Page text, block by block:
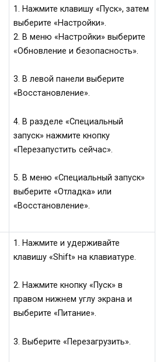
1. Нажмите клавишу «Пуск», затем
выберите «Настройки».
2. В меню «Настройки» выберите
«Обновление и безопасность».
3. В левой панели выберите
«Восстановление».
4. В разделе «Специальный
запуск» нажмите кнопку
«Перезапустить сейчас».
5. В меню «Специальный запуск»
выберите «Отладка» или
«Восстановление».
1. Нажмите и удерживайте
клавишу «Shift» на клавиатуре.
2. Нажмите кнопку «Пуск» в
правом нижнем углу экрана и
выберите «Питание».
3. Выберите «Перезагрузить».